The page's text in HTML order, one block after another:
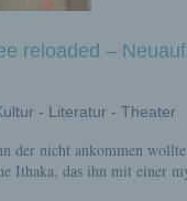
reloaded –
- Literatur - Theater
der nicht ankommen
Ithaka, das ihn mit einer